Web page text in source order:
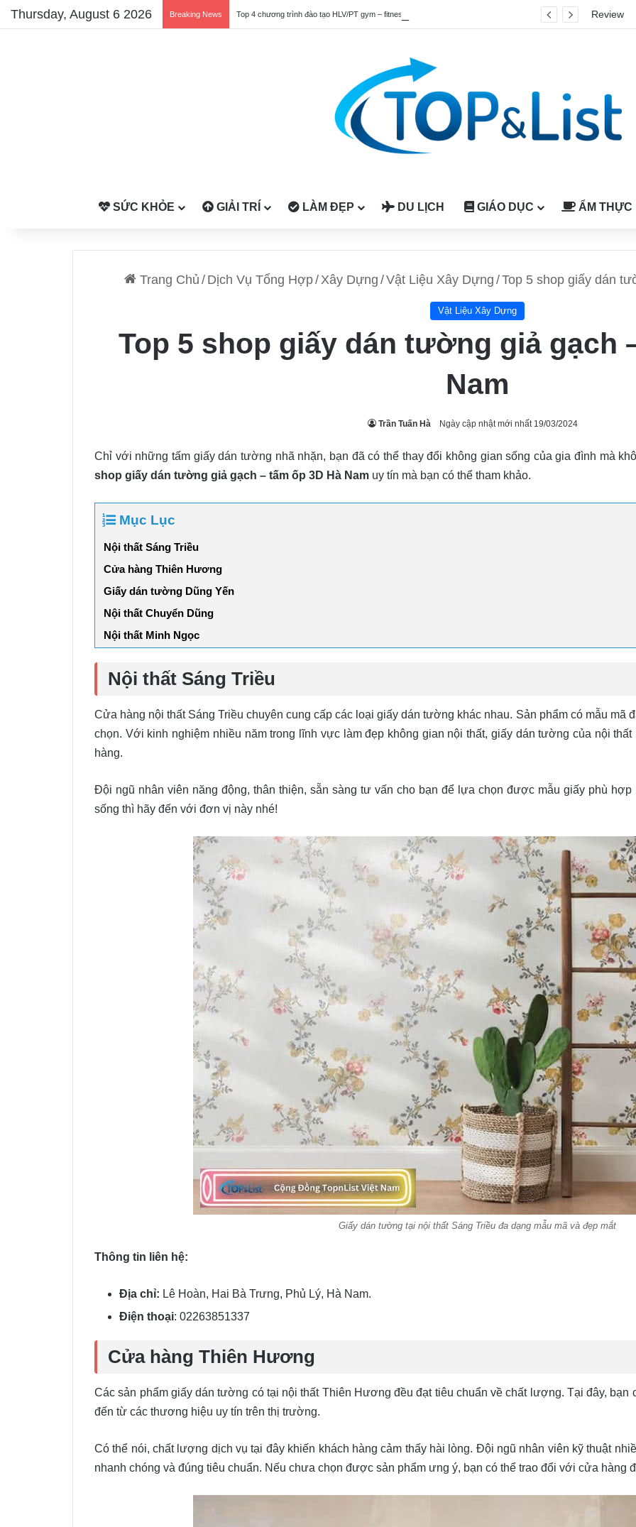
Thursday, August 6 2026 Breaking News Review
SỨC KHỎE GIẢI TRÍ LÀM ĐẸP DU LỊCH GIÁO DỤC ẨM THỰC
Trang Chủ / Dịch Vụ Tổng Hợp/ Xây Dựng /Vật Liệu Xây Dựng /Top 5 shop giấy dán
Vật Liệu Xây Dựng
Top 5 shop giấy dán tường giả gạch
Nam
Trần Tuấn Hà Ngày cập nhật mới nhất 19/03/2024
Chỉ với những tấm giấy dán tường nhã nhặn, bạn đã có thể thay đổi không gian sống của gia đình mà
shop giấy dán tường giả gạch – tấm ốp 3D Hà Nam uy tín mà bạn có thể tham khảo.
Mục Lục
Nội thất Sáng Triều
Cửa hàng Thiên Hương
Giấy dán tường Dũng Yến
Nội thất Chuyển Dũng
Nội thất Minh Ngọc
Nội thất Sáng Triều
Cửa hàng nội thất Sáng Triều chuyên cung cấp các loại giấy dán tường khác nhau. Sản phẩm có mẫu
chọn. Với kinh nghiệm nhiều năm trong lĩnh vực làm đẹp không gian nội thất, giấy dán tường của nội
hàng.
Đội ngũ nhân viên năng động, thân thiện, sẵn sàng tư vấn cho bạn để lựa chọn được mẫu giấy phù
sống thì hãy đến với đơn vị này nhé!
Giấy dán tường tại nội thất Sáng Triều đa dạng mẫu mã và đẹp mắt
Thông tin liên hệ:
Địa chỉ: Lê Hoàn, Hai Bà Trưng, Phủ Lý, Hà Nam.
Điện thoại: 02263851337
Cửa hàng Thiên Hương
Các sản phẩm giấy dán tường có tại nội thất Thiên Hương đều đạt tiêu chuẩn về chất lượng. Tại đây, bạn
đến từ các thương hiệu uy tín trên thị trường.
Có thể nói, chất lượng dịch vụ tại đây khiến khách hàng cảm thấy hài lòng. Đội ngũ nhân viên kỹ thuật
nhanh chóng và đúng tiêu chuẩn. Nếu chưa chọn được sản phẩm ưng ý, bạn có thể trao đổi với cửa hàng